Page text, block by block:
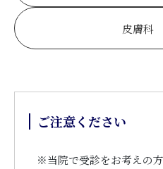
皮膚科
ご注意ください
※当院で受診をお考えの